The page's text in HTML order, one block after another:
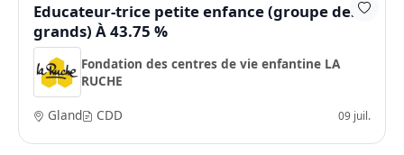
Educateur-trice petite enfance (groupe des
grands) À 43.75 %
Fondation des centres de vie enfantine LA
RUCHE
Gland
CDD 09 juil.